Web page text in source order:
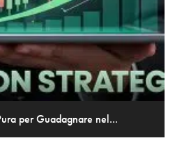
per Guadagnare nel...